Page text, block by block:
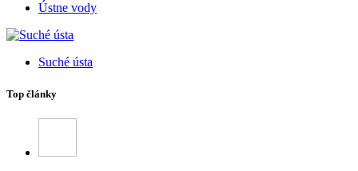
Ústne vody
Suché ústa
Top články